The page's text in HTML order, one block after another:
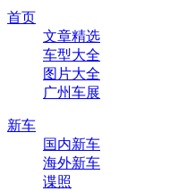
首页
文章精选
车型大全
图片大全
广州车展
新车
国内新车
海外新车
谍照